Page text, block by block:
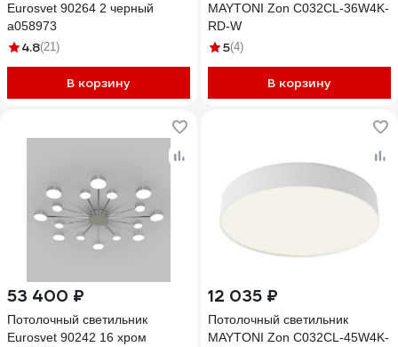
Eurosvet 90264 2 черный
a058973
4.8(21)
В корзину
MAYTONI Zon C032CL-36W4K-
RD-W
5(4)
В корзину
53 400 ₽
Потолочный светильник
Eurosvet 90242 16 хром
12 035 ₽
Потолочный светильник
MAYTONI Zon C032CL-45W4K-